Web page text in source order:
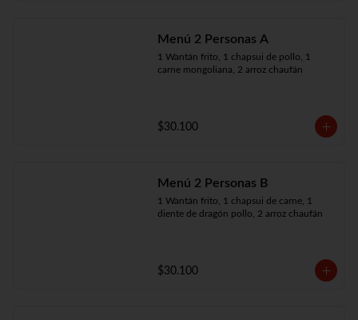
Menú 2 Personas A
1 Wantán frito, 1 chapsui de pollo, 1
carne mongoliana, 2 arroz chaufán
$30.100
Menú 2 Personas B
1 Wantán frito, 1 chapsui de carne, 1
diente de dragón pollo, 2 arroz chaufán
$30.100